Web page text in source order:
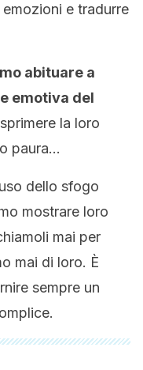
e tradurre
abituare a
emotiva del
la loro
paura…
dello sfogo
mostrare loro
mai per
mai di loro. È
sempre un